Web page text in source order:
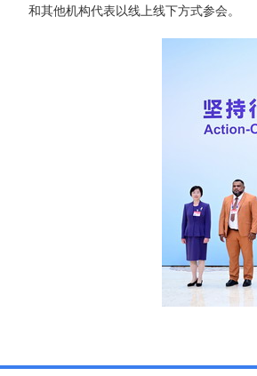
和其他机构代表以线上线下方式参会。